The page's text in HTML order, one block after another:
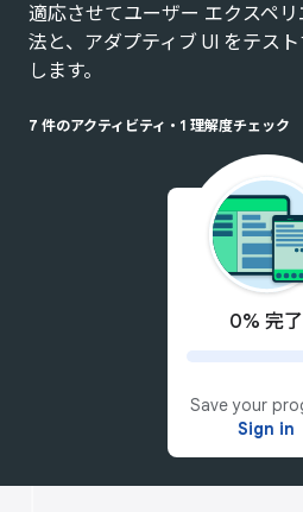
適応させてユーザー エクスペ
法と、アダプティブ UI をテス
します。
7 件のアクティビティ • 1 理解度チェック
0% 完了
Save your
Sign in